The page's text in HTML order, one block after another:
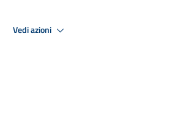
Vedi azioni